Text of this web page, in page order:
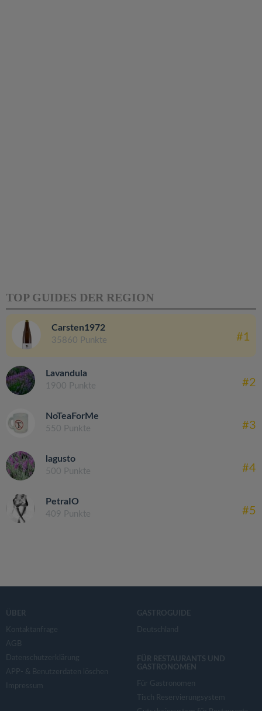
TOP GUIDES DER REGION
Carsten1972
35860 Punkte #1
Lavandula
1900 Punkte #2
NoTeaForMe
550 Punkte #3
lagusto
500 Punkte #4
PetraIO
409 Punkte #5
ÜBER
Kontaktanfrage
AGB
Datenschutzerklärung
APP- & Benutzerdaten löschen
Impressum
GASTROGUIDE
Deutschland
FÜR RESTAURANTS UND
GASTRONOMEN
Für Gastronomen
Tisch Reservierungsystem